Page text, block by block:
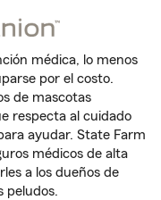
médica, lo menos
por el costo.
de mascotas
respecta al cuidado
ayudar. State Farm
médicos de alta
a los dueños de
peludos.